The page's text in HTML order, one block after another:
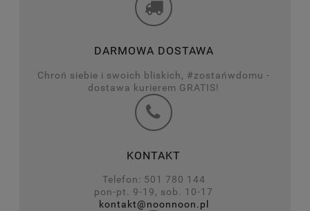
DARMOWA DOSTAWA
Chroń siebie i swoich bliskich, #zostańwdomu -
dostawa kurierem GRATIS!
KONTAKT
Telefon: 501 780 144
pon-pt. 9-19, sob. 10-17
kontakt@noonnoon.pl